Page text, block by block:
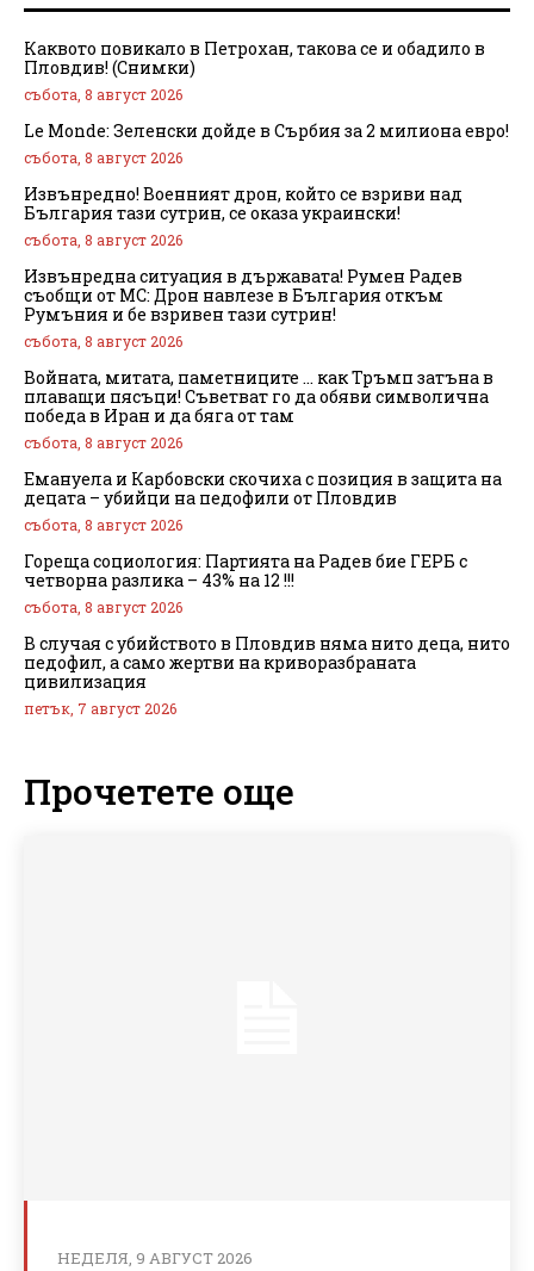
Каквото повикало в Петрохан, такова се и обадило в
Пловдив! (Снимки)
събота, 8 август 2026
Le Monde: Зеленски дойде в Сърбия за 2 милиона евро!
събота, 8 август 2026
Извънредно! Военният дрон, който се взриви над
България тази сутрин, се оказа украински!
събота, 8 август 2026
Извънредна ситуация в държавата! Румен Радев
съобщи от МС: Дрон навлезе в България откъм
Румъния и бе взривен тази сутрин!
събота, 8 август 2026
Войната, митата, паметниците … как Тръмп затъна в
плаващи пясъци! Съветват го да обяви символична
победа в Иран и да бяга от там
събота, 8 август 2026
Емануела и Карбовски скочиха с позиция в защита на
децата – убийци на педофили от Пловдив
събота, 8 август 2026
Гореща социология: Партията на Радев бие ГЕРБ с
четворна разлика – 43% на 12 !!!
събота, 8 август 2026
В случая с убийството в Пловдив няма нито деца, нито
педофил, а само жертви на криворазбраната
цивилизация
петък, 7 август 2026
Прочетете още
НЕДЕЛЯ, 9 АВГУСТ 2026